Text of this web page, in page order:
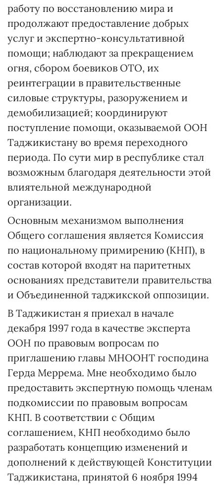
работу по восстановлению мира и
продолжают предоставление добрых
услуг и экспертно-консультативной
помощи; наблюдают за прекращением
огня, сбором боевиков ОТО, их
реинтеграции в правительственные
силовые структуры, разоружением и
демобилизацией; координируют
поступление помощи, оказываемой ООН
Таджикистану во время переходного
периода. По сути мир в республике стал
возможным благодаря деятельности этой
влиятельной международной
организации.
Основным механизмом выполнения
Общего соглашения является Комиссия
по национальному примирению (КНП), в
состав которой входят на паритетных
основаниях представители правительства
и Объединенной таджикской оппозиции.
В Таджикистан я приехал в начале
декабря 1997 года в качестве эксперта
ООН по правовым вопросам по
приглашению главы МНООНТ господина
Герда Меррема. Мне необходимо было
предоставить экспертную помощь членам
подкомиссии по правовым вопросам
КНП. В соответствии с Общим
соглашением, КНП необходимо было
разработать концепцию изменений и
дополнений к действующей Конституции
Таджикистана, принятой 6 ноября 1994